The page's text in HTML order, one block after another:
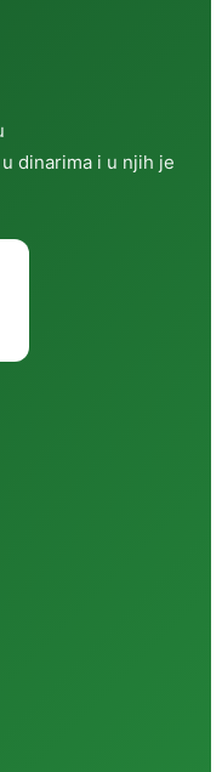
dinarima i u njih je